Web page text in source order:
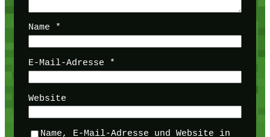
Name *
E-Mail-Adresse *
Website
Name, E-Mail-Adresse und Website in